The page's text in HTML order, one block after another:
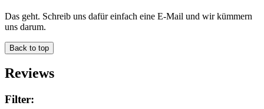
Das geht. Schreib uns dafür einfach eine E-Mail und wir kümmern
uns darum.
Back to top
Reviews
Filter: